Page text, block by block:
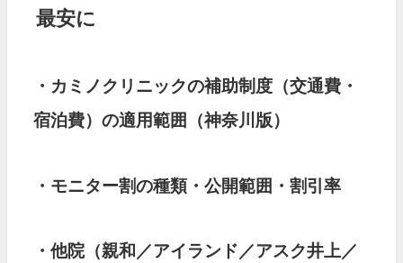
最安に
・カミノクリニックの補助制度（交通費・
宿泊費）の適用範囲（神奈川版）
・モニター割の種類・公開範囲・割引率
・他院（親和／アイランド／アスク井上／